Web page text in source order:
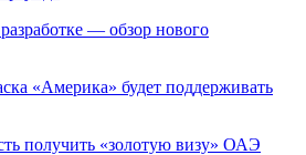
— обзор нового
«Америка» будет поддерживать
получить «золотую визу» ОАЭ